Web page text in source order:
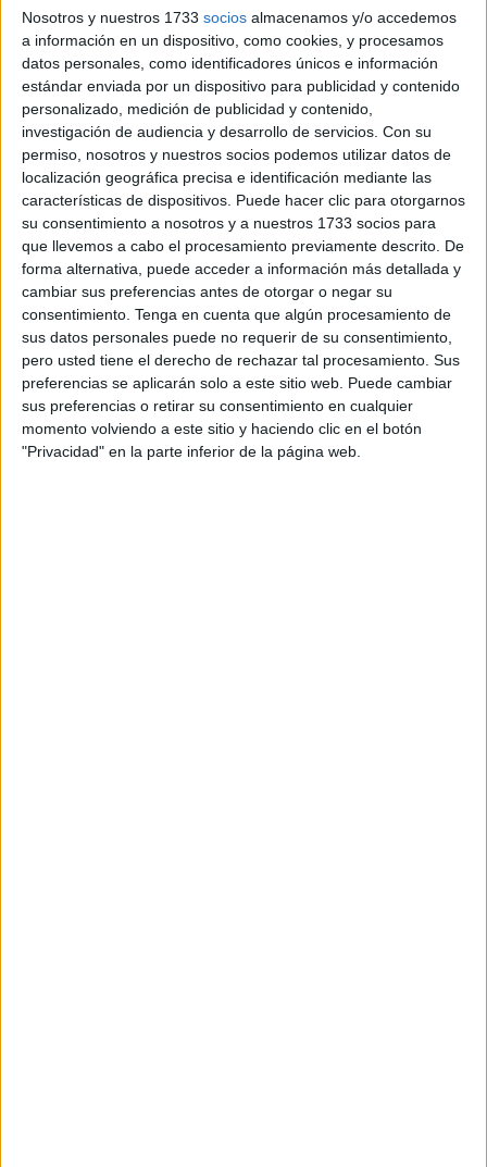
Nosotros y nuestros 1733 socios almacenamos y/o accedemos
a información en un dispositivo, como cookies, y procesamos
datos personales, como identificadores únicos e información
estándar enviada por un dispositivo para publicidad y contenido
personalizado, medición de publicidad y contenido,
investigación de audiencia y desarrollo de servicios. Con su
permiso, nosotros y nuestros socios podemos utilizar datos de
localización geográfica precisa e identificación mediante las
características de dispositivos. Puede hacer clic para otorgarnos
su consentimiento a nosotros y a nuestros 1733 socios para
que llevemos a cabo el procesamiento previamente descrito. De
forma alternativa, puede acceder a información más detallada y
cambiar sus preferencias antes de otorgar o negar su
consentimiento. Tenga en cuenta que algún procesamiento de
sus datos personales puede no requerir de su consentimiento,
pero usted tiene el derecho de rechazar tal procesamiento. Sus
preferencias se aplicarán solo a este sitio web. Puede cambiar
sus preferencias o retirar su consentimiento en cualquier
momento volviendo a este sitio y haciendo clic en el botón
"Privacidad" en la parte inferior de la página web.
La operación llevada a cabo por laUDYCOde laPolicía
Nacionalen Ceuta y la Península se ha saldado ya con 24
detenidos, buena parte de ellos en nuestra ciudad. Entre
los arrestados hay un agente de laGuardia Civil, según
fuentes consultadas por este periódico.
La intervención conlleva la implicación de la UDYCO
Ceuta, Greco Costa del Sol y UDYCO central. Además de
losdetenidos tanto en la ciudad como en puntos del sur
peninsular se ha procedido al decomiso de distinto
material clave para la investigación así como dinero.
La operación está relacionada con la introducción de
grandes cantidades dehachís procedente de Marruecos